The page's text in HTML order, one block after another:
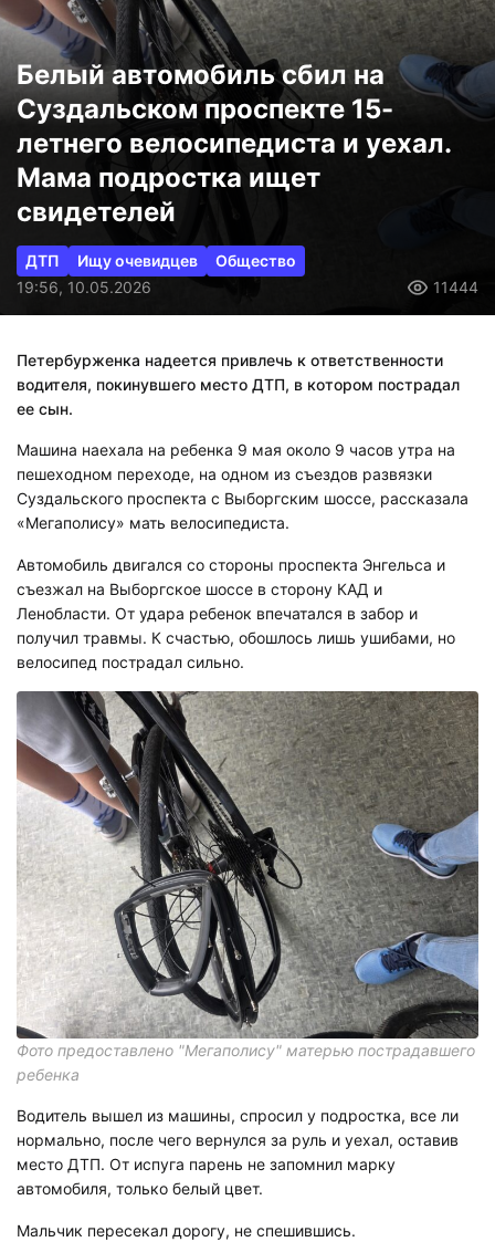
Белый автомобиль сбил на
Суздальском проспекте 15-
летнего велосипедиста и уехал.
Мама подростка ищет
свидетелей
ДТП Ищу очевидцев
Общество
19:56, 10.05.2026
11444
Петербурженка надеется привлечь к ответственности
водителя, покинувшего место ДТП, в котором пострадал
ее сын.
Машина наехала на ребенка 9 мая около 9 часов утра на
пешеходном переходе, на одном из съездов развязки
Суздальского проспекта с Выборгским шоссе, рассказала
«Мегаполису» мать велосипедиста.
Автомобиль двигался со стороны проспекта Энгельса и
съезжал на Выборгское шоссе в сторону КАД и
Ленобласти. От удара ребенок впечатался в забор и
получил травмы. К счастью, обошлось лишь ушибами, но
велосипед пострадал сильно.
Фото предоставлено "Мегаполису" матерью пострадавшего
ребенка
Водитель вышел из машины, спросил у подростка, все ли
нормально, после чего вернулся за руль и уехал, оставив
место ДТП. От испуга парень не запомнил марку
автомобиля, только белый цвет.
Мальчик пересекал дорогу, не спешившись.